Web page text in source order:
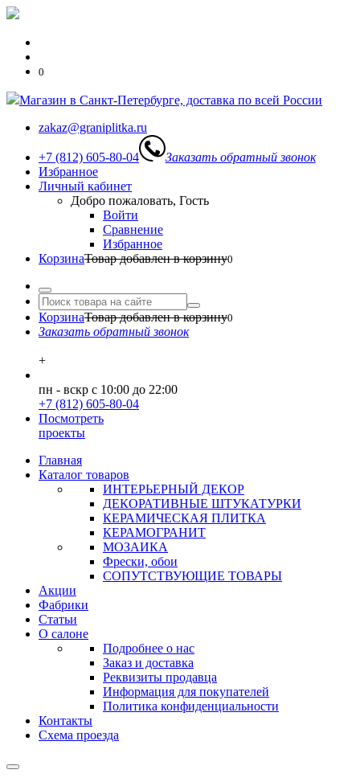
0
Магазин в Санкт-Петербурге, доставка по всей России
zakaz@graniplitka.ru
+7 (812) 605-80-04
Заказать обратный звонок
Избранное
Личный кабинет
Добро пожаловать, Гость
Войти
Сравнение
Избранное
КорзинаТовар добавлен в корзину0
КорзинаТовар добавлен в корзину0
Заказать обратный звонок
+
пн - вскр с 10:00 до 22:00
+7 (812) 605-80-04
Посмотреть
проекты
Главная
Каталог товаров
ИНТЕРЬЕРНЫЙ ДЕКОР
ДЕКОРАТИВНЫЕ ШТУКАТУРКИ
КЕРАМИЧЕСКАЯ ПЛИТКА
КЕРАМОГРАНИТ
МОЗАИКА
Фрески, обои
СОПУТСТВУЮЩИЕ ТОВАРЫ
Акции
Фабрики
Статьи
О салоне
Подробнее о нас
Заказ и доставка
Реквизиты продавца
Информация для покупателей
Политика конфиденциальности
Контакты
Схема проезда